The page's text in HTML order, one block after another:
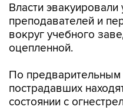
Власти эвакуировали
преподавателей и
вокруг учебного
оцепленной.
По
пострадавших
состоянии с